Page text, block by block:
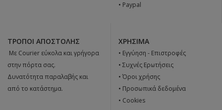
• Paypal
ΤΡΌΠΟΙ ΑΠΟΣΤΟΛΉΣ
 Με Courier εύκολα και γρήγορα
στην πόρτα σας.
Δυνατότητα παραλαβής και
από το κατάστημα.
ΧΡΉΣΙΜΑ
• Εγγύηση - Επιστροφές
• Συχνές Ερωτήσεις
• Όροι χρήσης
• Προσωπικά δεδομένα
• Cookies